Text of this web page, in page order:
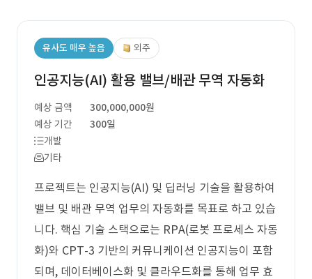
유사도 매우 높음 외주
인공지능(AI) 활용 밸브/배관 무역 자동화
예상 금액
300,000,000원
예상 기간
300일
개발
기타
프로젝트는 인공지능(AI) 및 딥러닝 기술을 활용하여
밸브 및 배관 무역 업무의 자동화를 목표로 하고 있습
니다. 핵심 기술 스택으로는 RPA(로봇 프로세스 자동
화)와 CPT-3 기반의 커뮤니케이션 인공지능이 포함
되며, 데이터베이스화 및 클라우드화를 통해 업무 효